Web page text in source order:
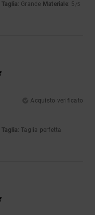
Taglia: Grande Materiale: 5 /5
Acquisto verificato
Taglia: Taglia perfetta